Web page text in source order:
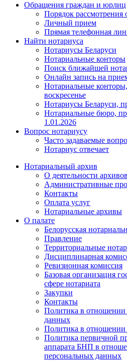
Обращения граждан и юрлиц
Порядок рассмотрения
Личный прием
Прямая телефонная
Найти нотариуса
Нотариусы Беларуси
Нотариальные конторы
Поиск ближайшей
Онлайн запись на
Нотариальные
воскресенье
Нотариусы Беларуси,
Нотариальные бюро,
1.01.2026
Вопрос нотариусу
Часто задаваемые
Нотариус отвечает
Нотариальный архив
О деятельности архивов
Административные
Контакты
Оплата услуг
Нотариальные архивы
О палате
Белорусская
Правление
Территориальные
Дисциплинарная
Ревизионная комиссия
Базовая организация
сфере нотариата
Закупки
Контакты
Политика в отношении
данных
Политика в отношении
Политика первичной
аппарата БНП в
персональных данных